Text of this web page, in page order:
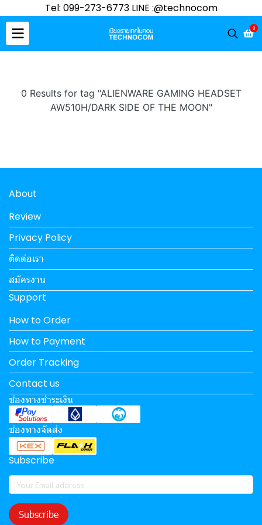
Tel: 099-273-6773 LINE :@technocom
0
0 Results for tag "ALIENWARE GAMING HEADSET
AW510H/DARK SIDE OF THE MOON"
About
Review
Privacy Policy
ติดต่อเรา
สมัครงาน
Support
How to Order
How to Payment
Order Tracking
Contact us
ช่องทางชำระเงิน
ช่องทางจัดส่ง
Subscribe
Subscribe